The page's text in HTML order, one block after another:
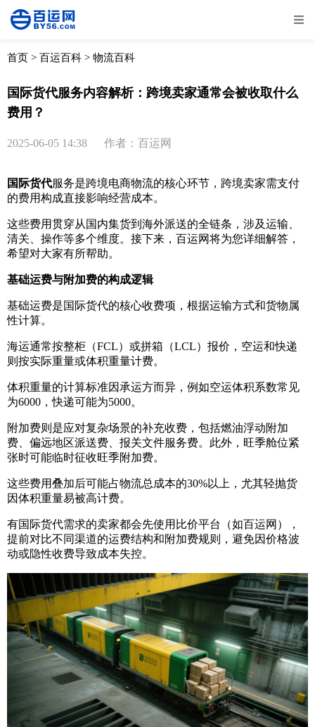
全部 物流资讯
首页 > 百运百科 > 物流百科
国际货代服务内容解析：跨境卖家通常会被收取什么
费用？
2025-06-05 14:38 作者：百运网
国际货代服务是跨境电商物流的核心环节，跨境卖家需支付
的费用构成直接影响经营成本。
这些费用贯穿从国内集货到海外派送的全链条，涉及运输、
清关、操作等多个维度。接下来，百运网将为您详细解答，
希望对大家有所帮助。
基础运费与附加费的构成逻辑
基础运费是国际货代的核心收费项，根据运输方式和货物属
性计算。
海运通常按整柜（FCL）或拼箱（LCL）报价，空运和快递
则按实际重量或体积重量计费。
体积重量的计算标准因承运方而异，例如空运体积系数常见
为6000，快递可能为5000。
附加费则是应对复杂场景的补充收费，包括燃油浮动附加
费、偏远地区派送费、报关文件服务费。此外，旺季舱位紧
张时可能临时征收旺季附加费。
这些费用叠加后可能占物流总成本的30%以上，尤其轻抛货
因体积重量易被高计费。
有国际货代需求的卖家都会先使用比价平台（如百运网 ），
提前对比不同渠道的运费结构和附加费规则，避免因价格波
动或隐性收费导致成本失控。